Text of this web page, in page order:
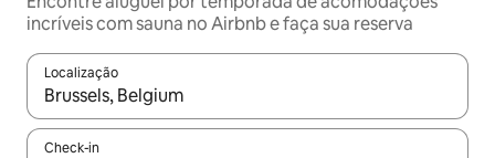
incríveis com sauna no Airbnb e faça sua reserva
Localização
Quando os resultados estiverem disponíveis, explore-os
Check-in